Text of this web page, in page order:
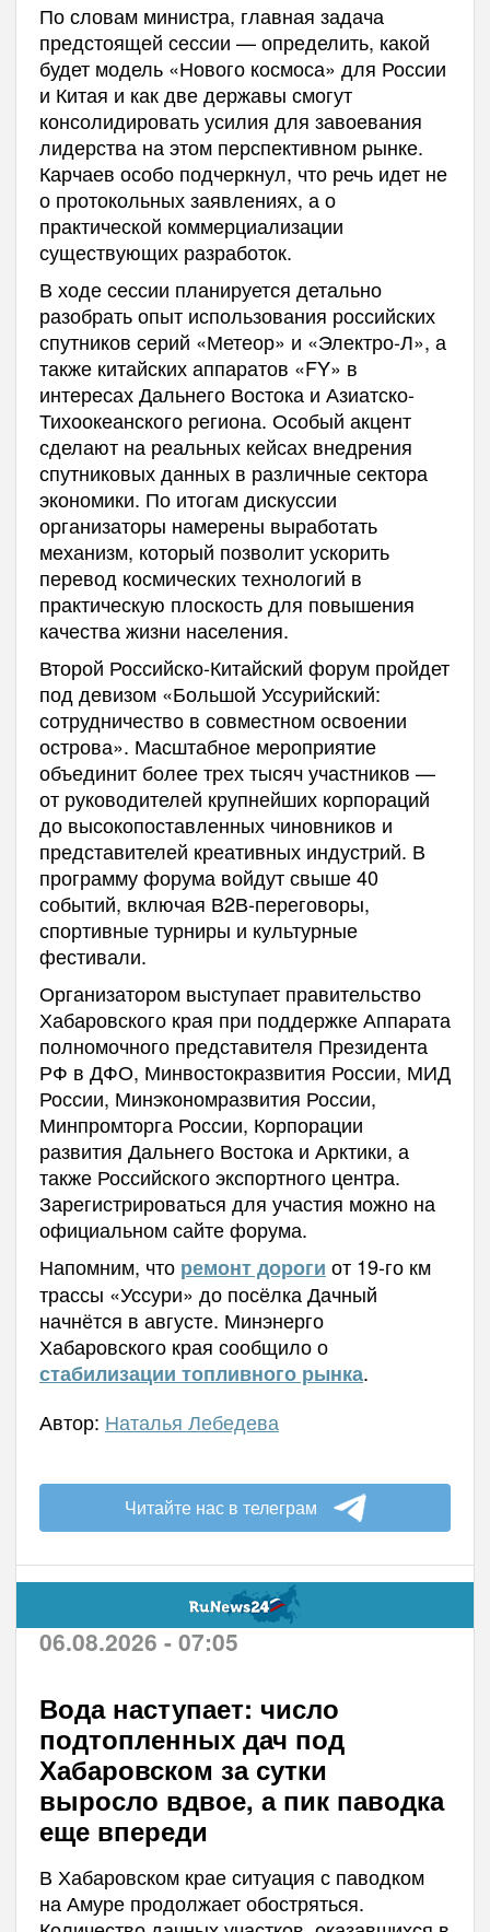
По словам министра, главная задача
предстоящей сессии — определить, какой
будет модель «Нового космоса» для России
и Китая и как две державы смогут
консолидировать усилия для завоевания
лидерства на этом перспективном рынке.
Карчаев особо подчеркнул, что речь идет не
о протокольных заявлениях, а о
практической коммерциализации
существующих разработок.
В ходе сессии планируется детально
разобрать опыт использования российских
спутников серий «Метеор» и «Электро-Л», а
также китайских аппаратов «FY» в
интересах Дальнего Востока и Азиатско-
Тихоокеанского региона. Особый акцент
сделают на реальных кейсах внедрения
спутниковых данных в различные сектора
экономики. По итогам дискуссии
организаторы намерены выработать
механизм, который позволит ускорить
перевод космических технологий в
практическую плоскость для повышения
качества жизни населения.
Второй Российско-Китайский форум пройдет
под девизом «Большой Уссурийский:
сотрудничество в совместном освоении
острова». Масштабное мероприятие
объединит более трех тысяч участников —
от руководителей крупнейших корпораций
до высокопоставленных чиновников и
представителей креативных индустрий. В
программу форума войдут свыше 40
событий, включая В2В-переговоры,
спортивные турниры и культурные
фестивали.
Организатором выступает правительство
Хабаровского края при поддержке Аппарата
полномочного представителя Президента
РФ в ДФО, Минвостокразвития России, МИД
России, Минэкономразвития России,
Минпромторга России, Корпорации
развития Дальнего Востока и Арктики, а
также Российского экспортного центра.
Зарегистрироваться для участия можно на
официальном сайте форума.
Напомним, что ремонт дороги от 19-го км
трассы «Уссури» до посёлка Дачный
начнётся в августе. Минэнерго
Хабаровского края сообщило о
стабилизации топливного рынка.
Автор: Наталья Лебедева
Читайте нас в телеграм
06.08.2026 - 07:05
Вода наступает: число
подтопленных дач под
Хабаровском за сутки
выросло вдвое, а пик паводка
еще впереди
В Хабаровском крае ситуация с паводком
на Амуре продолжает обостряться.